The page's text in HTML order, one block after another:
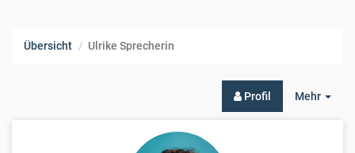
Übersicht Ulrike Sprecherin
Mehr
Profil